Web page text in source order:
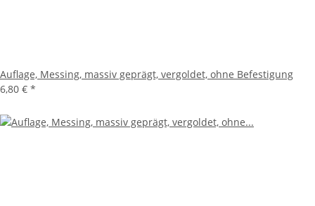
Auflage, Messing, massiv geprägt, vergoldet, ohne Befestigung
6,80 € *